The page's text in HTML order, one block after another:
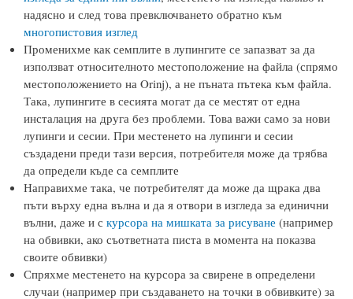
надясно и след това превключването обратно към
многопистовия изглед
Променихме как семплите в лупингите се запазват за да
използват относителното местоположение на файла (спрямо
местоположението на Orinj), а не пъната пътека към файла.
Така, лупингите в сесията могат да се местят от една
инсталация на друга без проблеми. Това важи само за нови
лупинги и сесии. При местенето на лупинги и сесии
създадени преди тази версия, потребителя може да трябва
да определи къде са семплите
Направихме така, че потребителят да може да щрака два
пъти върху една вълна и да я отвори в изгледа за единични
вълни, даже и с курсора на мишката за рисуване (например
на обвивки, ако съответната писта в момента на показва
своите обвивки)
Спряхме местенето на курсора за свирене в определени
случаи (например при създаването на точки в обвивките) за